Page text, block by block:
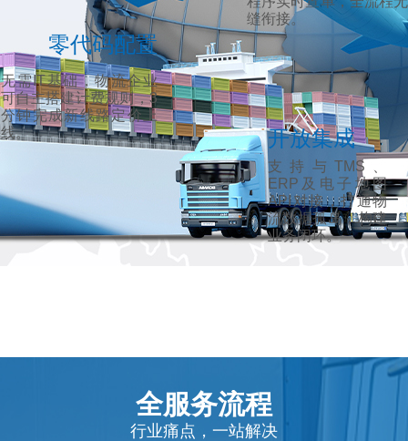
零代码配置
无需IT基础，物流企业
可自主搭建计费规则，3
分钟完成新线路定价上
线。
缝衔接。
开放集成
支持与TMS、
ERP及电子地图
API对接，打通物
流数据孤岛，构建
业务闭环。
行业痛点，一站解决
全服务流程